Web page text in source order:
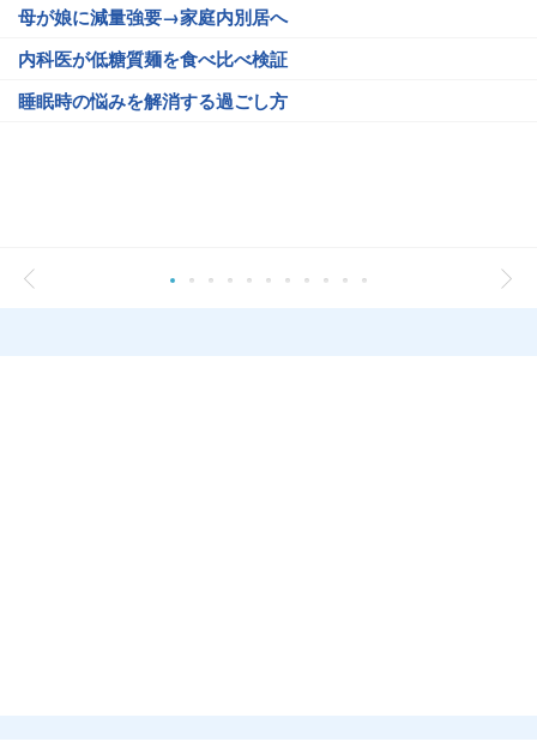
母が娘に減量強要→家庭内別居へ
内科医が低糖質麺を食べ比べ検証
睡眠時の悩みを解消する過ごし方